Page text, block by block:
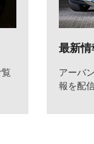
最新情
アーバ
報を配